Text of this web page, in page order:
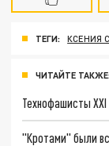
ТЕГИ: КСЕНИЯ
ЧИТАЙТЕ
Технофашисты XXI
"Кротами" были